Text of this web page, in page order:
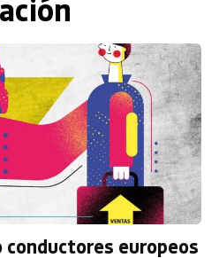
conductores europeos